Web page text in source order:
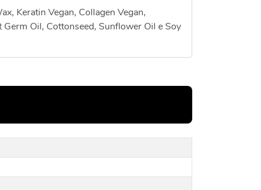
Keratin Vegan, Collagen Vegan,
Oil, Cottonseed, Sunflower Oil e Soy